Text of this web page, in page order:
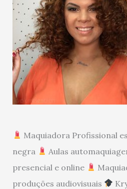
Maquiadora Profissional
negra
Aulas
presencial e online
produções audiovisuais